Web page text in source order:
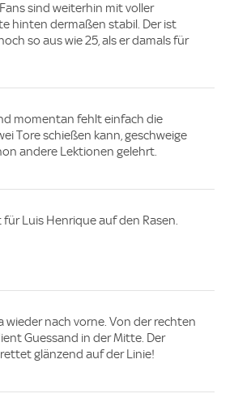
sind weiterhin mit voller
hinten dermaßen stabil. Der ist
so aus wie 25, als er damals für
momentan fehlt einfach die
Tore schießen kann, geschweige
andere Lektionen gelehrt.
Luis Henrique auf den Rasen.
wieder nach vorne. Von der rechten
Guessand in der Mitte. Der
glänzend auf der Linie!